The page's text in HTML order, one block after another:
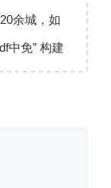
余城，如
中免” 构建